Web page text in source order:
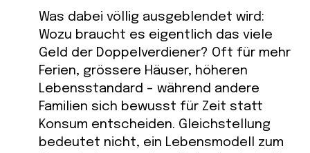
Was dabei völlig ausgeblendet wird:
Wozu braucht es eigentlich das viele
Geld der Doppelverdiener? Oft für mehr
Ferien, grössere Häuser, höheren
Lebensstandard – während andere
Familien sich bewusst für Zeit statt
Konsum entscheiden. Gleichstellung
bedeutet nicht, ein Lebensmodell zum